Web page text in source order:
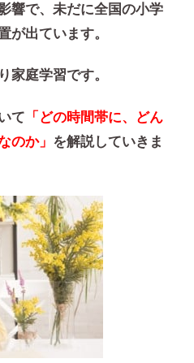
響で、未だに全国の小学
が出ています。
家庭学習です。
て 「どの時間帯に、どん
のか」 を解説していきま